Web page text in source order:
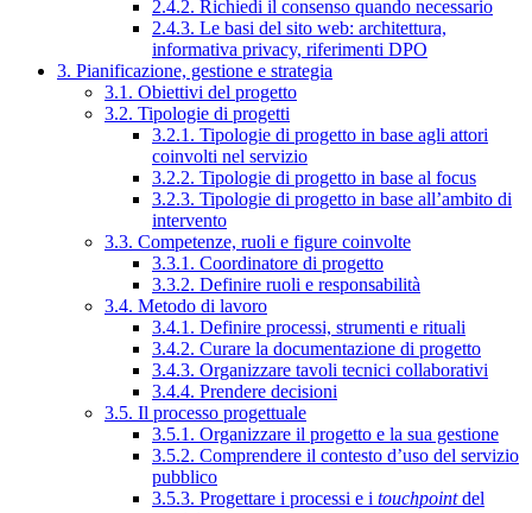
2.4.2. Richiedi il consenso quando necessario
2.4.3. Le basi del sito web: architettura,
informativa privacy, riferimenti DPO
3. Pianificazione, gestione e strategia
3.1. Obiettivi del progetto
3.2. Tipologie di progetti
3.2.1. Tipologie di progetto in base agli attori
coinvolti nel servizio
3.2.2. Tipologie di progetto in base al focus
3.2.3. Tipologie di progetto in base all’ambito di
intervento
3.3. Competenze, ruoli e figure coinvolte
3.3.1. Coordinatore di progetto
3.3.2. Definire ruoli e responsabilità
3.4. Metodo di lavoro
3.4.1. Definire processi, strumenti e rituali
3.4.2. Curare la documentazione di progetto
3.4.3. Organizzare tavoli tecnici collaborativi
3.4.4. Prendere decisioni
3.5. Il processo progettuale
3.5.1. Organizzare il progetto e la sua gestione
3.5.2. Comprendere il contesto d’uso del servizio
pubblico
3.5.3. Progettare i processi e i touchpointdel